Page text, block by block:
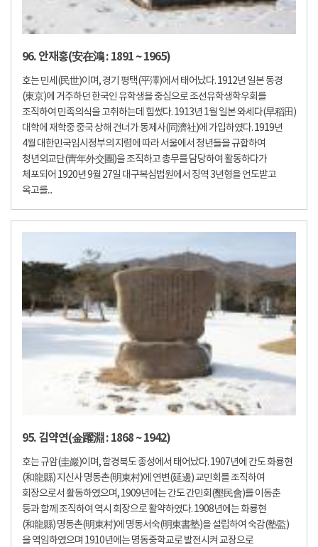
96. 안재홍(安在鴻 : 1891 ~ 1965)
호는 민세(民世)이며, 경기 평택(平澤)에서 태어났다. 1912년 일본 동경
(東京)에 거주하던 한국인 유학생을 중심으로 조선유학생학우회를
조직하여 민족의식을 고취하는데 힘썼다. 1913년 1월 일본 와세다(早稻田)
대학에 재학중 중국 상해 건너가 동제사(同濟社)에 가입하였다. 1919년
4월 대한민국임시정부의 지령에 따라 서울에서 청년들을 규합하여
청년외교단(靑年外交團)을 조직하고 총무를 담당하여 활동하다가
체포되어 1920년 9월 27일 대구복심법원에서 징역 3년형을 언도받고
옥고를...
95. 김약연(金躍淵 : 1868 ~ 1942)
호는 규암(圭巖)이며, 함경북도 종성에서 태어났다. 1907년에 간도 화룡현
(和龍縣) 지신사 명동촌(明東村)에 연변(延邊) 교민회를 조직하여
회장으로서 활동하였으며, 1909년에는 간도 간민회(墾民會)를 이동춘
등과 함께 조직하여 역시 회장으로 활약하였다. 1908년에는 화룡현
(和龍縣) 명동촌(明東村)에 명동서숙(明東書塾)을 설립하여 숙감(塾監)
을 역임하였으며 1910년에는 명동중학교로 발전시켜 교장으로